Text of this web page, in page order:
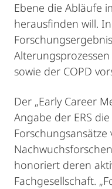
Ebene die Abläufe
herausfinden will.
sowie der COPD
Der „Early Career
Angabe der ERS
Forschungsansätze
honoriert deren
Fachgesellschaft.